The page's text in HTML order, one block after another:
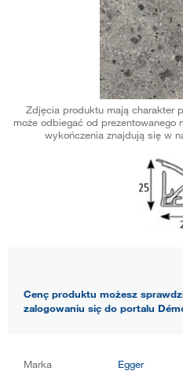
Zdjęcia produktu mają charakter
może odbiegać od prezentowanego
wykończenia znajdują się w
Cenę produktu możesz
zalogowaniu się do portalu
Marka
Egger